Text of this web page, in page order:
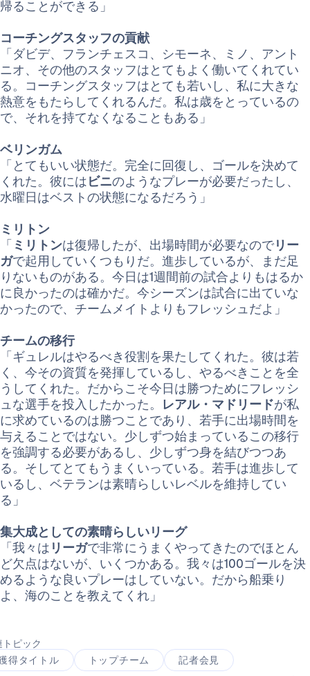
帰ることができる」
コーチングスタッフの貢献
「ダビデ、フランチェスコ、シモーネ、ミノ、アント
ニオ、その他のスタッフはとてもよく働いてくれてい
る。コーチングスタッフはとても若いし、私に大きな
熱意をもたらしてくれるんだ。私は歳をとっているの
で、それを持てなくなることもある」
ベリンガム
「とてもいい状態だ。完全に回復し、ゴールを決めて
くれた。彼にはビニのようなプレーが必要だったし、
水曜日はベストの状態になるだろう」
ミリトン
「 ミリトンは復帰したが、出場時間が必要なのでリー
ガで起用していくつもりだ。進歩しているが、まだ足
りないものがある。今日は1週間前の試合よりもはるか
に良かったのは確かだ。今シーズンは試合に出ていな
かったので、チームメイトよりもフレッシュだよ」
チームの移行
「ギュレルはやるべき役割を果たしてくれた。彼は若
く、今その資質を発揮しているし、やるべきことを全
うしてくれた。だからこそ今日は勝つためにフレッシ
ュな選手を投入したかった。 レアル・マドリードが私
に求めているのは勝つことであり、若手に出場時間を
与えることではない。少しずつ始まっているこの移行
を強調する必要があるし、少しずつ身を結びつつあ
る。そしてとてもうまくいっている。若手は進歩して
いるし、ベテランは素晴らしいレベルを維持してい
る」
集大成としての素晴らしいリーグ
「我々は リーガで非常にうまくやってきたのでほとん
ど欠点はないが、いくつかある。我々は100ゴールを決
めるような良いプレーはしていない。だから船乗り
よ、海のことを教えてくれ」
トピック
得タイトル
トップチーム 記者会見